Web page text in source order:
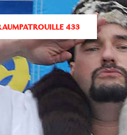
433